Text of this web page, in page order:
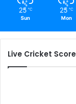
25 ℃
Sun
25 ℃
Mon
Live Cricket Score